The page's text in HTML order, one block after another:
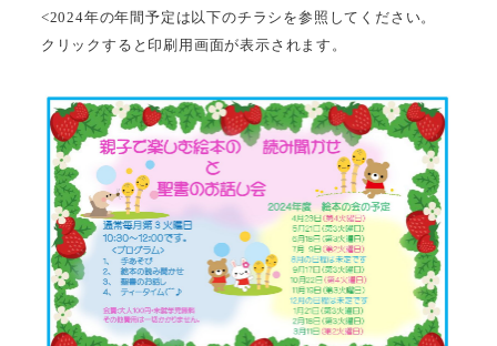
<2024年の年間予定は以下のチラシを参照してください。
クリックすると印刷用画面が表示されます。